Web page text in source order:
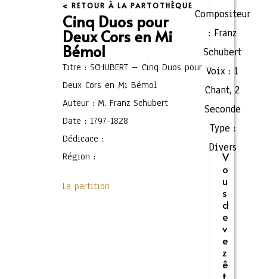
< RETOUR À LA PARTOTHÈQUE
Cinq Duos pour
Deux Cors en Mi
Bémol
Titre : SCHUBERT – Cinq Duos pour
Deux Cors en Mi Bémol
Auteur : M. Franz Schubert
Date : 1797-1828
Dédicace :
Région :
La partition
Compositeur
: Franz
Schubert
Voix : 1
Chant,2
Seconde
Type :
Divers
V
o
u
s
d
e
v
e
z
ê
t